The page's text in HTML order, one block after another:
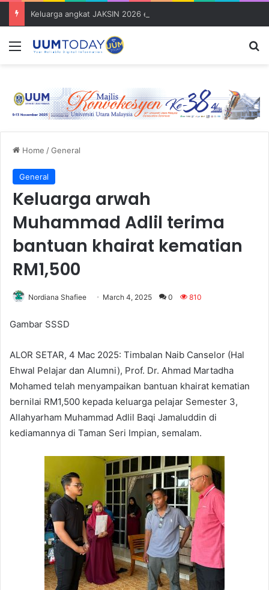
Menu
Home /General
General
Keluarga arwah
Muhammad Adlil terima
bantuan khairat kematian
RM1,500
Nordiana Shafiee March 4, 2025 0 810
Gambar SSSD
ALOR SETAR, 4 Mac 2025: Timbalan Naib Canselor (Hal
Ehwal Pelajar dan Alumni), Prof. Dr. Ahmad Martadha
Mohamed telah menyampaikan bantuan khairat kematian
bernilai RM1,500 kepada keluarga pelajar Semester 3,
Allahyarham Muhammad Adlil Baqi Jamaluddin di
kediamannya di Taman Seri Impian, semalam.